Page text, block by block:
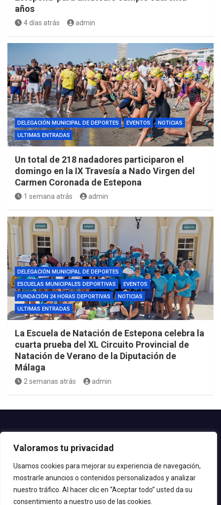
Valoramos tu privacidad
Usamos cookies para mejorar su experiencia de navegación,
mostrarle anuncios o contenidos personalizados y analizar
nuestro tráfico. Al hacer clic en “Aceptar todo” usted da su
consentimiento a nuestro uso de las cookies.
años
4 días atrás admin
DELEGACIÓN MUNICIPAL DE DEPORTES EVENTOS
NOTICIAS
ULTIMAS ENTRADAS
Un total de 218 nadadores participaron el
domingo en la IX Travesía a Nado Virgen del
Carmen Coronada de Estepona
1 semana atrás admin
DELEGACIÓN MUNICIPAL DE DEPORTES
ESCUELAS MUNICIPALES DEPORTIVAS
EVENTOS
FUNDACIÓN 24 HORAS DEPORTIVAS
NOTICIAS
ULTIMAS ENTRADAS
La Escuela de Natación de Estepona celebra la
cuarta prueba del XL Circuito Provincial de
Natación de Verano de la Diputación de
Málaga
2 semanas atrás admin
Teléfono: 952.80.24.44
© 2020 Delegación de Deportes